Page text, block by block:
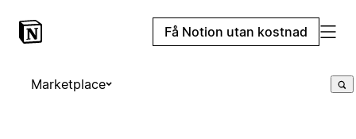
Få Notion utan kostnad
Marketplace